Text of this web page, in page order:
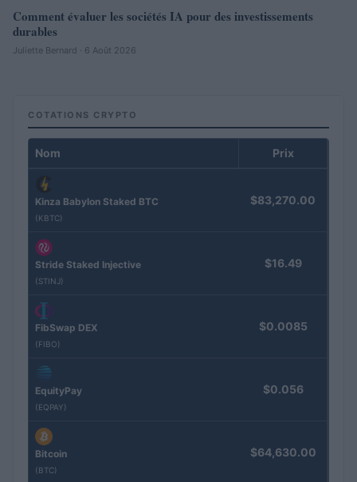
Comment évaluer les sociétés IA pour des investissements
durables
Juliette Bernard · 6 Août 2026
COTATIONS CRYPTO
Nom Prix
Kinza Babylon Staked BTC
(KBTC)
$83,270.00
Stride Staked Injective
(STINJ)
$16.49
FibSwap DEX
(FIBO)
$0.0085
EquityPay
(EQPAY)
$0.056
Bitcoin
(BTC)
$64,630.00